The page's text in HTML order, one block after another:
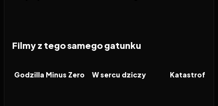
Filmy z tego samego gatunku
FILM
Godzilla Minus Zero FILM
W sercu dziczy FILM
Katastrofa